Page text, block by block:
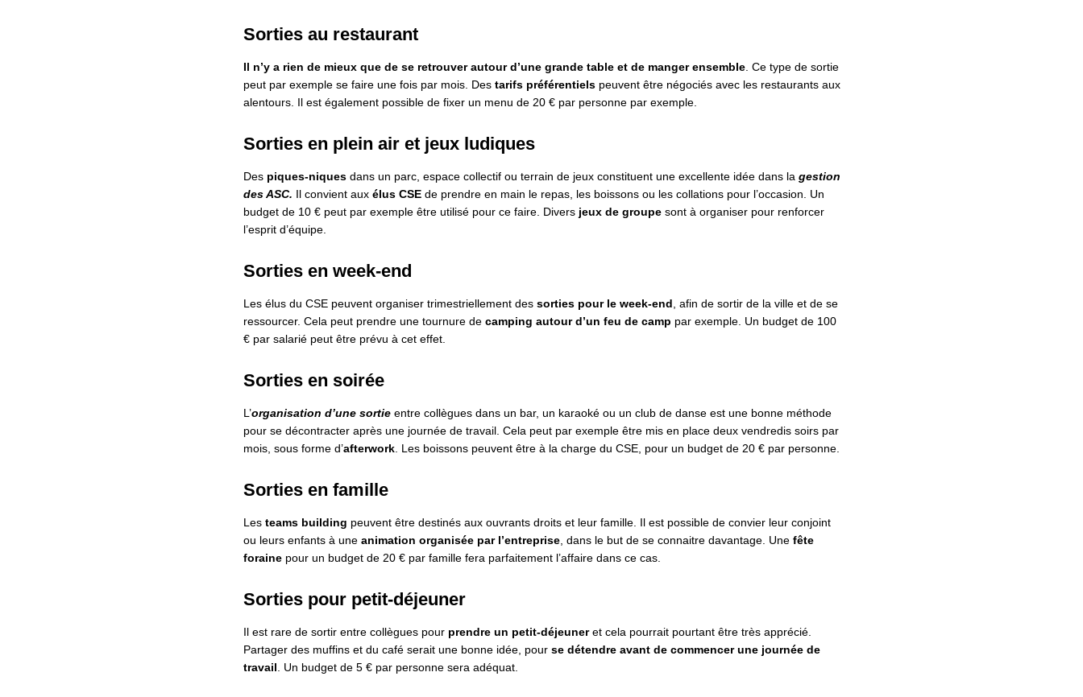
Sorties au restaurant
Il n’y a rien de mieux que de se retrouver autour d’une grande table et de manger ensemble. Ce type de sortie
peut par exemple se faire une fois par mois. Destarifs préférentielspeuvent être négociés avec les restaurants aux
alentours. Il est également possible de fixer un menu de 20 € par personne par exemple.
Sorties en plein air et jeux ludiques
Des piques-niquesdans un parc, espace collectif ou terrain de jeux constituent une excellente idée dans la gestion
des ASC. Il convient aux élus CSEde prendre en main le repas, les boissons ou les collations pour l’occasion. Un
budget de 10 € peut par exemple être utilisé pour ce faire. Diversjeux de groupesont à organiser pour renforcer
l’esprit d’équipe.
Sorties en week-end
Les élus du CSE peuvent organiser trimestriellement des sorties pour le week-end , afin de sortir de la ville et de se
ressourcer. Cela peut prendre une tournure de camping autour d’un feu de camp par exemple. Un budget de 100
€ par salarié peut être prévu à cet effet.
Sorties en soirée
L’organisation d’une sortieentre collègues dans un bar, un karaoké ou un club de danse est une bonne méthode
pour se décontracter après une journée de travail. Cela peut par exemple être mis en place deux vendredis soirs par
mois, sous forme d’afterwork. Les boissons peuvent être à la charge du CSE, pour un budget de 20 € par personne.
Sorties en famille
Les teams building peuvent être destinés aux ouvrants droits et leur famille. Il est possible de convier leur conjoint
ou leurs enfants à une animation organisée par l’entreprise, dans le but de se connaitre davantage. Unefête
forainepour un budget de 20 € par famille fera parfaitement l’affaire dans ce cas.
Sorties pour petit-déjeuner
Il est rare de sortir entre collègues pour prendre un petit-déjeuneret cela pourrait pourtant être très apprécié.
Partager des muffins et du café serait une bonne idée, pour se détendre avant de commencer une journée de
travail . Un budget de 5 € par personne sera adéquat.